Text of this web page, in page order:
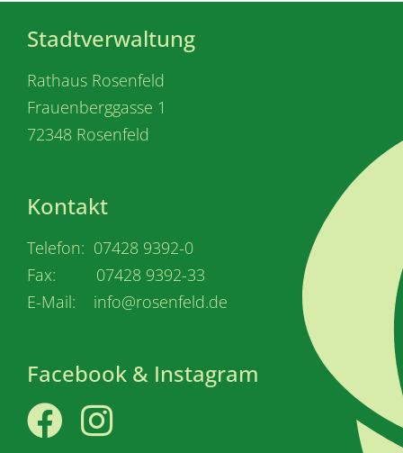
Stadtverwaltung
Rathaus Rosenfeld
Frauenberggasse 1
72348 Rosenfeld
Kontakt
Telefon: 07428 9392-0
Fax: 07428 9392-33
E-Mail: info@rosenfeld.de
Facebook & Instagram